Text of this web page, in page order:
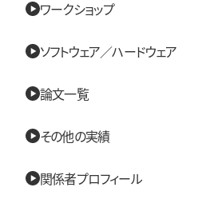
ワークショップ
ソフトウェア／ハードウェア
論文一覧
その他の実績
関係者プロフィール